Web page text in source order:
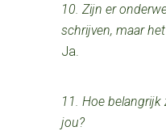
10. Zijn er
schrijven, maar
Ja.
11. Hoe
jou?